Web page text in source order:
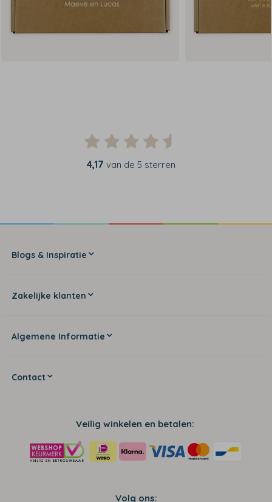
4,17 van de 5 sterren
Blogs & Inspiratie
Zakelijke klanten
Algemene Informatie
Contact
Veilig winkelen en betalen:
Volg ons: